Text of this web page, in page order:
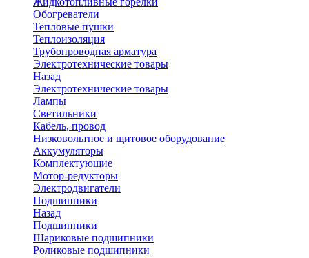
Обогреватели
Тепловые пушки
Теплоизоляция
Трубопроводная арматура
Электротехнические товары
Назад
Электротехнические товары
Лампы
Светильники
Кабель, провод
Низковольтное и щитовое оборудование
Аккумуляторы
Комплектующие
Мотор-редукторы
Электродвигатели
Подшипники
Назад
Подшипники
Шариковые подшипники
Роликовые подшипники